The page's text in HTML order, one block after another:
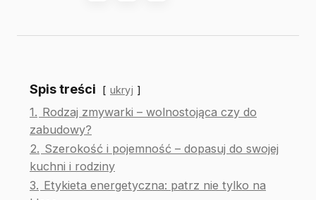
Spis treści ukryj
1. Rodzaj zmywarki – wolnostojąca czy do
zabudowy?
2. Szerokość i pojemność – dopasuj do swojej
kuchni i rodziny
3. Etykieta energetyczna: patrz nie tylko na